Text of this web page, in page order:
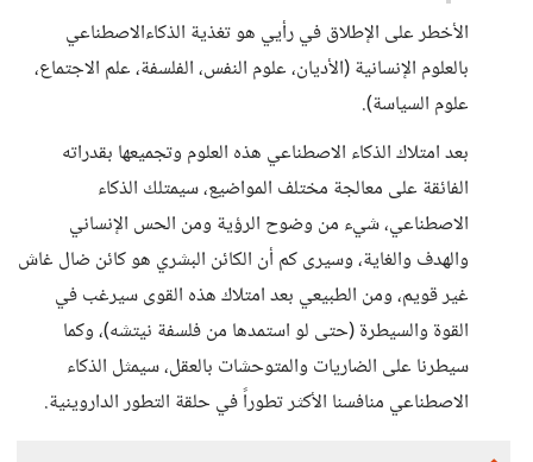
الأخطر على الإطلاق في رأيي هو تغذية الذكاءالاصطناعي
بالعلوم الإنسانية (الأديان، علوم النفس، الفلسفة، علم الاجتماع،
علوم السياسة).
بعد امتلاك الذكاء الاصطناعي هذه العلوم وتجميعها بقدراته
الفائقة على معالجة مختلف المواضيع، سيمتلك الذكاء
الاصطناعي، شيء من وضوح الرؤية ومن الحس الإنساني
والهدف والغاية، وسيرى كم أن الكائن البشري هو كائن ضال غاش
غير قويم، ومن الطبيعي بعد امتلاك هذه القوى سيرغب في
القوة والسيطرة (حتى لو استمدها من فلسفة نيتشه)، وكما
سيطرنا على الضاريات والمتوحشات بالعقل، سيمثل الذكاء
الاصطناعي منافسنا الأكثر تطوراً في حلقة التطور الداروينية.